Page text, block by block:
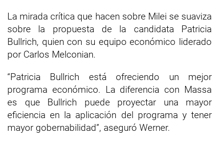
La mirada crítica que hacen sobre Milei se suaviza
sobre la propuesta de la candidata Patricia
Bullrich, quien con su equipo económico liderado
por Carlos Melconian.
“Patricia Bullrich está ofreciendo un mejor
programa económico. La diferencia con Massa
es que Bullrich puede proyectar una mayor
eficiencia en la aplicación del programa y tener
mayor gobernabilidad”, aseguró Werner.